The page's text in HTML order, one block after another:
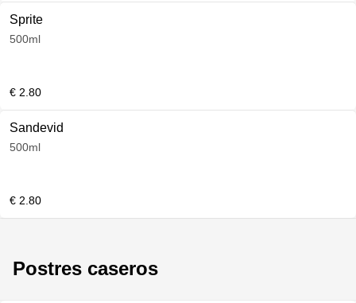
Sprite
500ml
€ 2.80
Sandevid
500ml
€ 2.80
Postres caseros